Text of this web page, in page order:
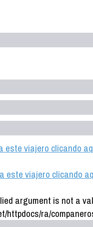
este viajero clicando
este viajero clicando
argument is not a
httpdocs/ra/